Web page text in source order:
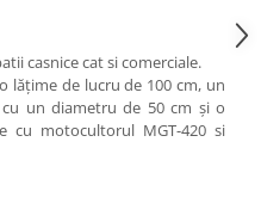
casnice cat si comerciale.
lățime de lucru de 100 cm, un
un diametru de 50 cm și o
cu motocultorul MGT-420 si